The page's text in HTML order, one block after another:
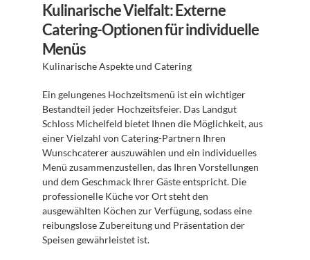
Kulinarische Vielfalt: Externe
Catering-Optionen für individuelle
Menüs
Kulinarische Aspekte und Catering
Ein gelungenes Hochzeitsmenü ist ein wichtiger
Bestandteil jeder Hochzeitsfeier. Das Landgut
Schloss Michelfeld bietet Ihnen die Möglichkeit, aus
einer Vielzahl von Catering-Partnern Ihren
Wunschcaterer auszuwählen und ein individuelles
Menü zusammenzustellen, das Ihren Vorstellungen
und dem Geschmack Ihrer Gäste entspricht. Die
professionelle Küche vor Ort steht den
ausgewählten Köchen zur Verfügung, sodass eine
reibungslose Zubereitung und Präsentation der
Speisen gewährleistet ist.